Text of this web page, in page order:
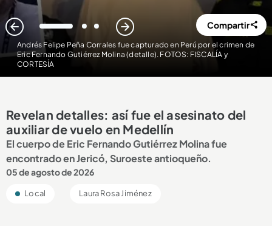
Andrés Felipe Peña Corrales fue capturado en Perú por el crimen de
Eric Fernando Gutiérrez Molina (detalle). FOTOS: FISCALÍA y
CORTESÍA
1 2 3 Compartir
Revelan detalles: así fue el asesinato del
auxiliar de vuelo en Medellín
El cuerpo de Eric Fernando Gutiérrez Molina fue
encontrado en Jericó, Suroeste antioqueño.
05 de agosto de 2026
Local Laura Rosa Jiménez